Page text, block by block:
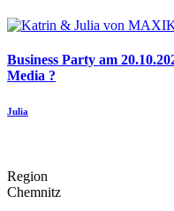
Business Party am
Media ?
Julia
Region
Chemnitz